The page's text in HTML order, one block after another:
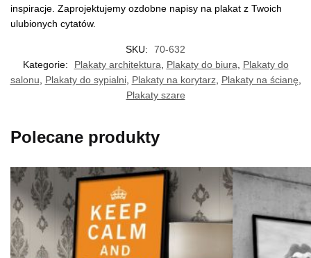
inspiracje. Zaprojektujemy ozdobne napisy na plakat z Twoich
ulubionych cytatów.
SKU:
70-632
Kategorie:
Plakaty architektura, Plakaty do biura, Plakaty do
salonu, Plakaty do sypialni, Plakaty na korytarz, Plakaty na ścianę,
Plakaty szare
Polecane produkty